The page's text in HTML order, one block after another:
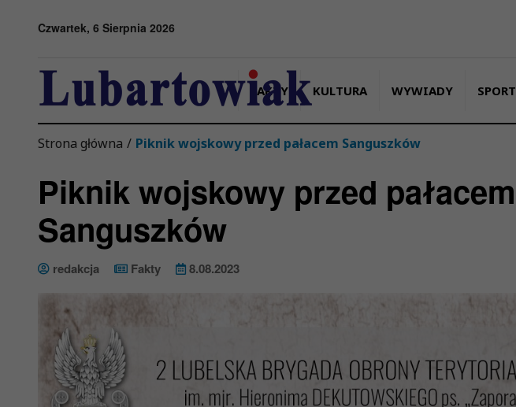
Czwartek, 6 Sierpnia 2026
FAKTY KULTURA WYWIADY SPORT
Strona główna / Piknik wojskowy przed pałacem Sanguszków
Piknik wojskowy przed pałacem
Sanguszków
redakcja Fakty 8.08.2023